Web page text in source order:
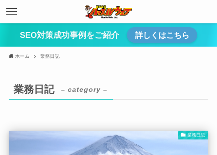
SEO対策成功事例をご紹介 詳しくはこちら
ホーム 業務日記
業務日記 – category –
業務日記